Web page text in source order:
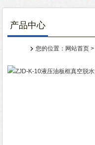
产品中心
您的位置： 网站首页 >